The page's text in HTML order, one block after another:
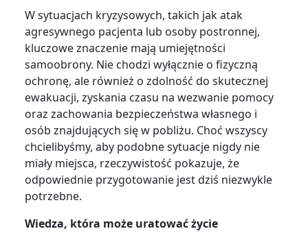
W sytuacjach kryzysowych, takich jak atak
agresywnego pacjenta lub osoby postronnej,
kluczowe znaczenie mają umiejętności
samoobrony. Nie chodzi wyłącznie o fizyczną
ochronę, ale również o zdolność do skutecznej
ewakuacji, zyskania czasu na wezwanie pomocy
oraz zachowania bezpieczeństwa własnego i
osób znajdujących się w pobliżu. Choć wszyscy
chcielibyśmy, aby podobne sytuacje nigdy nie
miały miejsca, rzeczywistość pokazuje, że
odpowiednie przygotowanie jest dziś niezwykle
potrzebne.
Wiedza, która może uratować życie